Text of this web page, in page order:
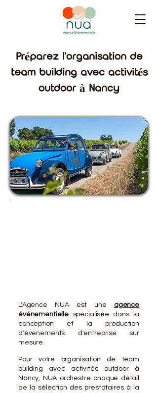
Préparez l'organisation de
team building avec activités
outdoor à Nancy
L'Agence NUA est une agence
événementielle
spécialisée dans la
conception et la production
d'événements d'entreprise sur
mesure.
Pour votre organisation de team
building avec activités outdoor à
Nancy, NUA orchestre chaque détail
de la sélection des prestataires à la